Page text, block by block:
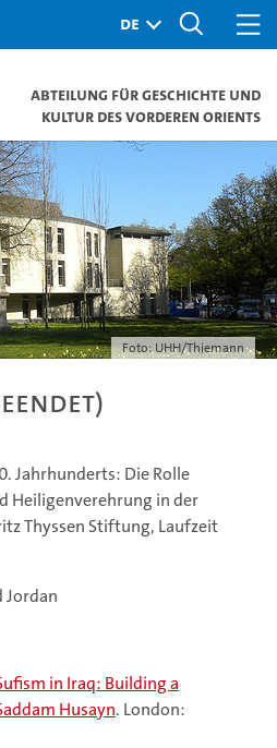
Abteilung für Geschichte und
Kultur des Vorderen Orients
Foto: UHH/Thiemann
Jahrhunderts: Die Rolle
Heiligenverehrung in der
Thyssen Stiftung, Laufzeit
in Iraq: Building a
Husayn. London: